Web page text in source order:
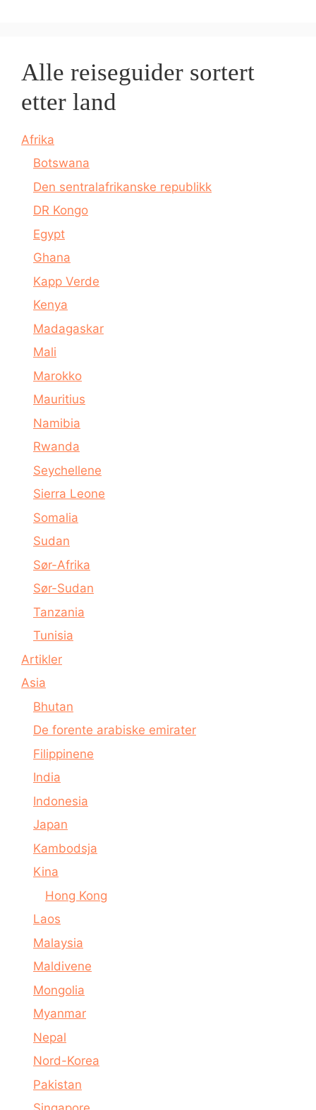
Alle reiseguider sortert
etter land
Afrika
Botswana
Den sentralafrikanske republikk
DR Kongo
Egypt
Ghana
Kapp Verde
Kenya
Madagaskar
Mali
Marokko
Mauritius
Namibia
Rwanda
Seychellene
Sierra Leone
Somalia
Sudan
Sør-Afrika
Sør-Sudan
Tanzania
Tunisia
Artikler
Asia
Bhutan
De forente arabiske emirater
Filippinene
India
Indonesia
Japan
Kambodsja
Kina
Hong Kong
Laos
Malaysia
Maldivene
Mongolia
Myanmar
Nepal
Nord-Korea
Pakistan